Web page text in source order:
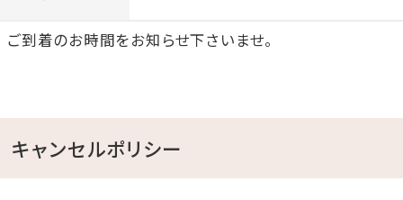
ご到着のお時間をお知らせ下さいませ。
キャンセルポリシー